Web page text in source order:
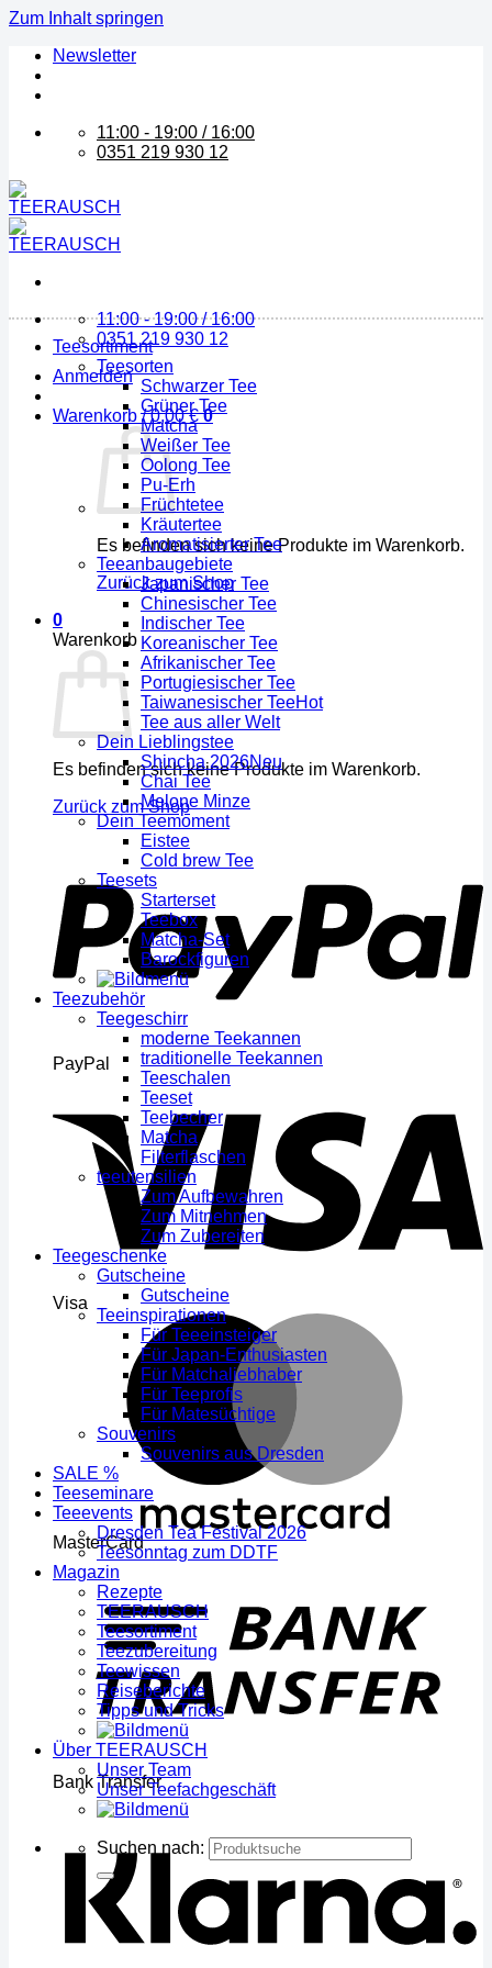
Zum Inhalt springen
Newsletter
11:00 - 19:00 / 16:00
0351 219 930 12
11:00 - 19:00 / 16:00
0351 219 930 12
Anmelden
Warenkorb /0,00€ 0
Es befinden sich keine Produkte im Warenkorb.
Zurück zum Shop
0
Warenkorb
Es befinden sich keine Produkte im Warenkorb.
Zurück zum Shop
PayPal
Visa
MasterCard
Bank Transfer
Teesortiment
Teesorten
Schwarzer Tee
Grüner Tee
Matcha
Weißer Tee
Oolong Tee
Pu-Erh
Früchtetee
Kräutertee
Aromatisierter Tee
Teeanbaugebiete
Japanischer Tee
Chinesischer Tee
Indischer Tee
Koreanischer Tee
Afrikanischer Tee
Portugiesischer Tee
Taiwanesischer Tee
Tee aus aller Welt
Dein Lieblingstee
Shincha 2026
Chai Tee
Melone Minze
Dein Teemoment
Eistee
Cold brew Tee
Teesets
Starterset
Teebox
Matcha-Set
Barockfiguren
Teezubehör
Teegeschirr
moderne Teekannen
traditionelle Teekannen
Teeschalen
Teeset
Teebecher
Matcha
Filterflaschen
teeutensilien
Zum Aufbewahren
Zum Mitnehmen
Zum Zubereiten
Teegeschenke
Gutscheine
Gutscheine
Teeinspirationen
Für Teeeinsteiger
Für Japan-Enthusiasten
Für Matchaliebhaber
Für Teeprofis
Für Matesüchtige
Souvenirs
Souvenirs aus Dresden
SALE %
Teeseminare
Teeevents
Dresden Tea Festival 2026
Teesonntag zum DDTF
Magazin
Rezepte
TEERAUSCH
Teesortiment
Teezubereitung
Teewissen
Reiseberichte
Tipps und Tricks
Über TEERAUSCH
Unser Team
Unser Teefachgeschäft
Suchen nach: